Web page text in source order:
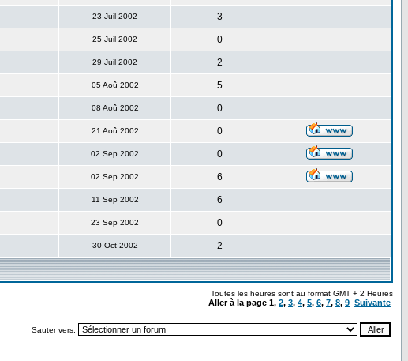
23 Juil 2002 3
25 Juil 2002 0
29 Juil 2002 2
05 Aoû 2002 5
08 Aoû 2002 0
21 Aoû 2002 0
02 Sep 2002 0
02 Sep 2002 6
11 Sep 2002 6
23 Sep 2002 0
30 Oct 2002 2
Toutes les heures sont au format GMT + 2 Heures
Aller à la page 1, 2, 3, 4, 5, 6, 7, 8, 9 Suivante
Sauter vers: